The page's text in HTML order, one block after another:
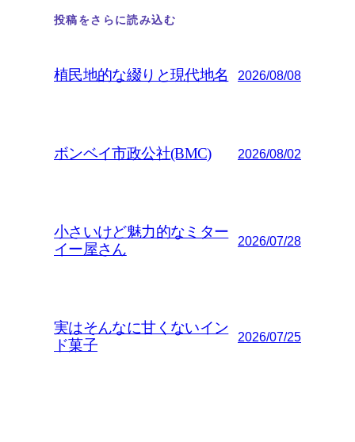
投稿をさらに読み込む
植民地的な綴りと現代地名 2026/08/08
ボンベイ市政公社(BMC) 2026/08/02
小さいけど魅力的なミター
イー屋さん
2026/07/28
実はそんなに甘くないイン
ド菓子
2026/07/25